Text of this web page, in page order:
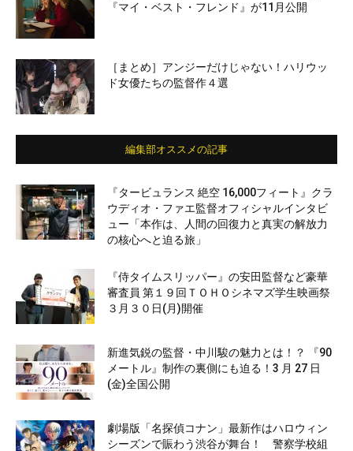
『マイ・ベスト・フレンド』が11月公開
［まとめ］アンジーだけじゃない！ハリウッ
ド女優たちの監督作４選
編集部オススメの記事
『タービュランス 絶空 16,000フィート』クラ
ウディオ・ファエ監督オフィシャルインタビ
ュー「本作は、人間の回復力と真実の解放力
の核心へと迫る旅」
『侍タイムスリッパー』の安田監督など豪華
審査員 第１９回ＴＯＨＯシネマズ学生映画祭
３月３０日(月)開催
新進気鋭の監督・中川駿の魅力とは！？ 『90
メートル』制作の裏側にも迫る！3 月 27 日
(金)全国公開
劇場版「名探偵コナン」最新作はハロウィン
シーズンで賑わう渋谷が舞台！ 警察学校組